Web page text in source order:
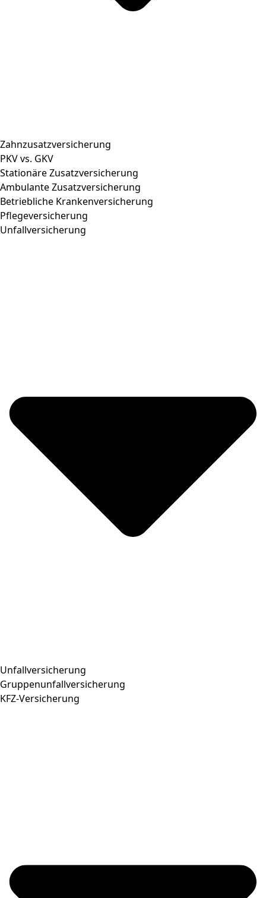
Zahnzusatzversicherung
PKV vs. GKV
Stationäre Zusatzversicherung
Ambulante Zusatzversicherung
Betriebliche Krankenversicherung
Pflegeversicherung
Unfallversicherung
Unfallversicherung
Gruppenunfallversicherung
KFZ-Versicherung